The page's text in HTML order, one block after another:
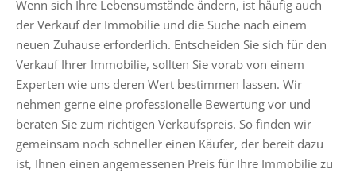
Wenn sich Ihre Lebensumstände ändern, ist häufig auch
der Verkauf der Immobilie und die Suche nach einem
neuen Zuhause erforderlich. Entscheiden Sie sich für den
Verkauf Ihrer Immobilie, sollten Sie vorab von einem
Experten wie uns deren Wert bestimmen lassen. Wir
nehmen gerne eine professionelle Bewertung vor und
beraten Sie zum richtigen Verkaufspreis. So finden wir
gemeinsam noch schneller einen Käufer, der bereit dazu
ist, Ihnen einen angemessenen Preis für Ihre Immobilie zu